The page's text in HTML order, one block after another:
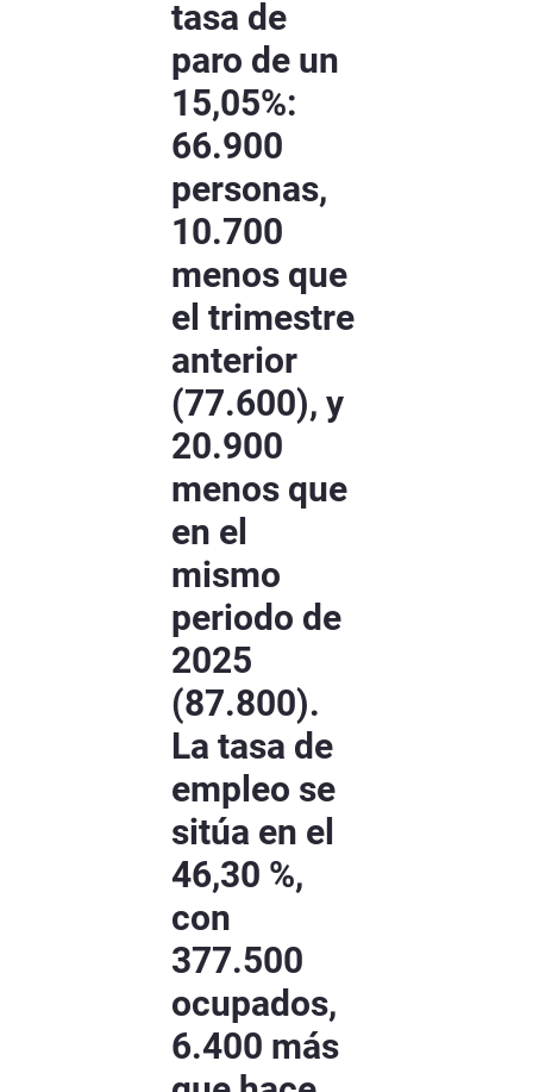
tasa de
paro de un
15,05%:
66.900
personas,
10.700
menos que
el trimestre
anterior
(77.600), y
20.900
menos que
en el
mismo
periodo de
2025
(87.800).
La tasa de
empleo se
sitúa en el
46,30 %,
con
377.500
ocupados,
6.400 más